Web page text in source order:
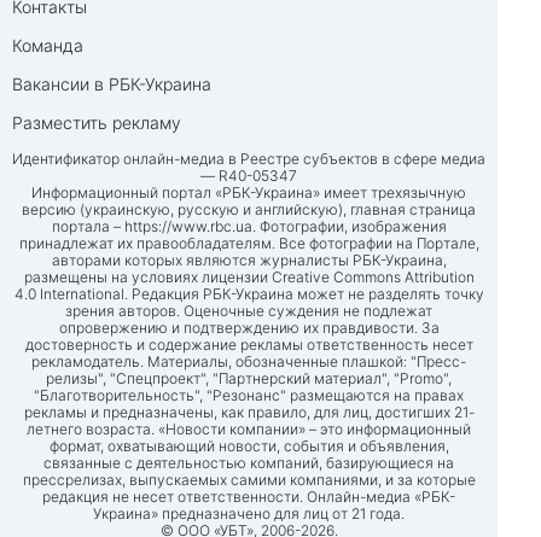
Контакты
Команда
Вакансии в РБК-Украина
Разместить рекламу
Идентификатор онлайн-медиа в Реестре субъектов в сфере медиа
— R40-05347
Информационный портал «РБК-Украина» имеет трехязычную
версию (украинскую, русскую и английскую), главная страница
портала – https://www.rbc.ua. Фотографии, изображения
принадлежат их правообладателям. Все фотографии на Портале,
авторами которых являются журналисты РБК-Украина,
размещены на условиях лицензии Creative Commons Attribution
4.0 International. Редакция РБК-Украина может не разделять точку
зрения авторов. Оценочные суждения не подлежат
опровержению и подтверждению их правдивости. За
достоверность и содержание рекламы ответственность несет
рекламодатель. Материалы, обозначенные плашкой: "Пресс-
релизы", "Спецпроект", "Партнерский материал", "Promo",
"Благотворительность", "Резонанс" размещаются на правах
рекламы и предназначены, как правило, для лиц, достигших 21-
летнего возраста. «Новости компании» – это информационный
формат, охватывающий новости, события и объявления,
связанные с деятельностью компаний, базирующиеся на
прессрелизах, выпускаемых самими компаниями, и за которые
редакция не несет ответственности. Онлайн-медиа «РБК-
Украина» предназначено для лиц от 21 года.
© ООО «УБТ», 2006-2026.